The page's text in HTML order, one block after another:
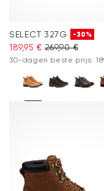
SELECT 327G -30%
189,95 € 269,90 €
30-dagen beste prijs: